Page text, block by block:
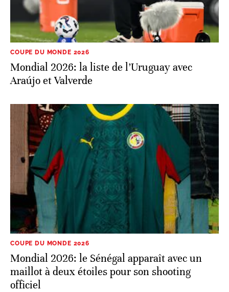
COUPE DU MONDE 2026
Mondial 2026: la liste de l’Uruguay avec
Araújo et Valverde
COUPE DU MONDE 2026
Mondial 2026: le Sénégal apparaît avec un
maillot à deux étoiles pour son shooting
officiel